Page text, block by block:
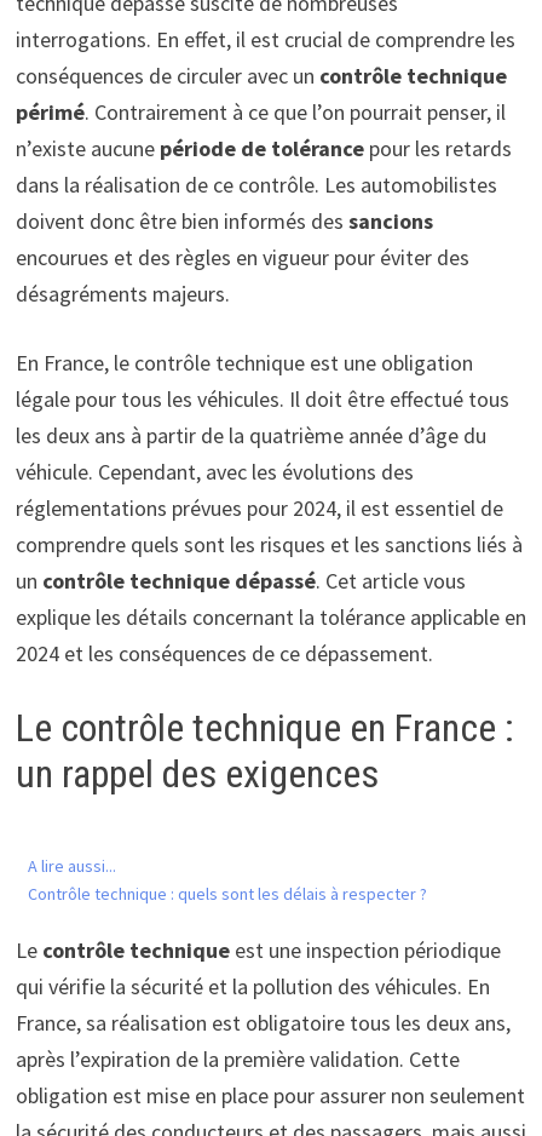
interrogations. En effet, il est crucial de comprendre les
conséquences de circuler avec un contrôle technique
périmé. Contrairement à ce que l’on pourrait penser, il
n’existe aucune période de tolérancepour les retards
dans la réalisation de ce contrôle. Les automobilistes
doivent donc être bien informés des sancions
encourues et des règles en vigueur pour éviter des
désagréments majeurs.
En France, le contrôle technique est une obligation
légale pour tous les véhicules. Il doit être effectué tous
les deux ans à partir de la quatrième année d’âge du
véhicule. Cependant, avec les évolutions des
réglementations prévues pour 2024, il est essentiel de
comprendre quels sont les risques et les sanctions liés à
un contrôle technique dépassé. Cet article vous
explique les détails concernant la tolérance applicable en
2024 et les conséquences de ce dépassement.
Le contrôle technique en France :
un rappel des exigences
A lire aussi...
Contrôle technique : quels sont les délais à respecter ?
Le contrôle techniqueest une inspection périodique
qui vérifie la sécurité et la pollution des véhicules. En
France, sa réalisation est obligatoire tous les deux ans,
après l’expiration de la première validation. Cette
obligation est mise en place pour assurer non seulement